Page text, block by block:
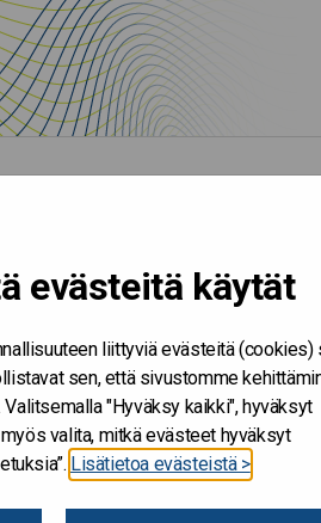
evästeitä käytät
liittyviä evästeitä (cookies)
sen, että sivustomme
"Hyväksy kaikki", hyväksyt
valita, mitkä evästeet hyväksyt
Lisätietoa evästeistä >